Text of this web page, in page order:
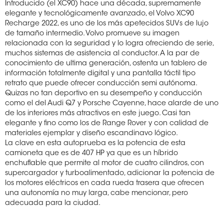
Introducido (el XC90) hace una década, supremamente
elegante y tecnológicamente avanzado, el Volvo XC90
Recharge 2022, es uno de los más apetecidos SUVs de lujo
de tamaño intermedio. Volvo promueve su imagen
relacionada con la seguridad y lo logra ofreciendo de serie,
muchos sistemas de asistencia al conductor. A la par de
conocimiento de ultima generación, ostenta un tablero de
información totalmente digital y una pantalla táctil tipo
retrato que puede ofrecer conducción semi autónoma.
Quizas no tan deportivo en su desempeño y conducción
como el del Audi Q7 y Porsche Cayenne, hace alarde de uno
de los interiores más atractivos en este juego. Casi tan
elegante y fino como los de Range Rover y con calidad de
materiales ejemplar y diseño escandinavo lógico.
La clave en esta autoprueba es la potencia de esta
camioneta que es de 407 HP ya que es un híbrido
enchuflable que permite al motor de cuatro cilindros, con
supercargador y turboalimentado, adicionar la potencia de
los motores eléctricos en cada rueda trasera que ofrecen
una autonomía no muy larga, cabe mencionar, pero
adecuada para la ciudad.